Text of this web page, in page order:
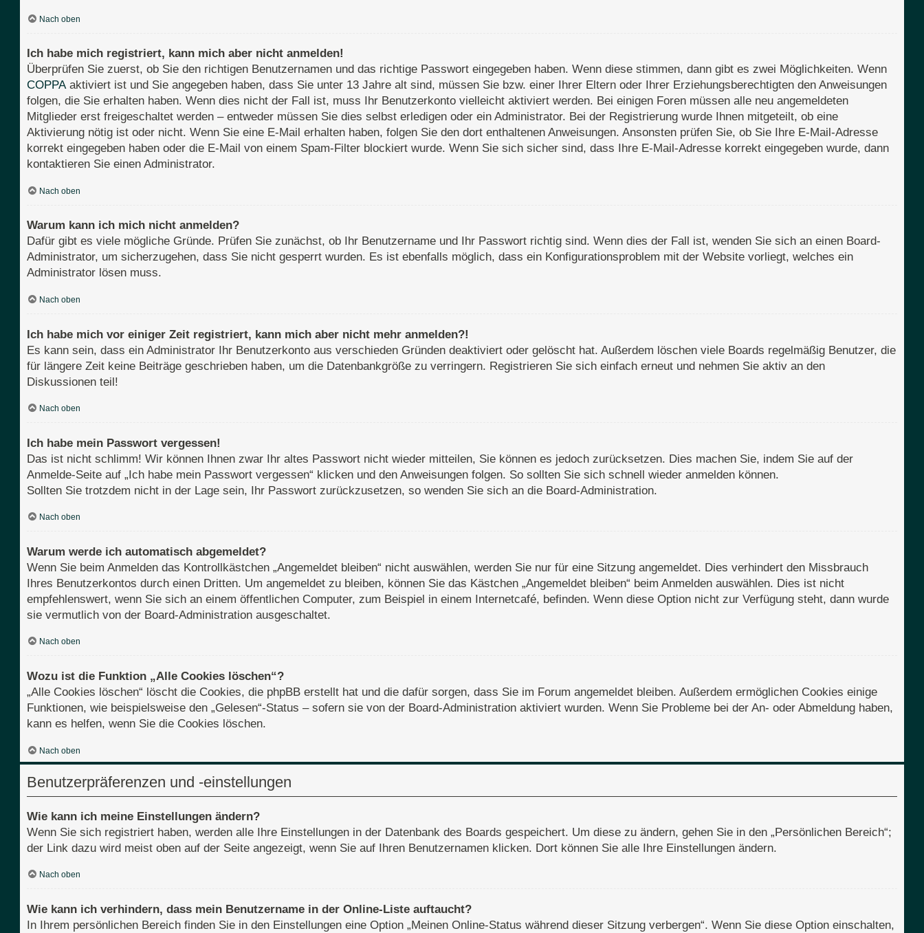
Nach oben
Ich habe mich registriert, kann mich aber nicht anmelden!
Überprüfen Sie zuerst, ob Sie den richtigen Benutzernamen und das richtige Passwort eingegeben haben. Wenn diese stimmen, dann gibt es zwei Möglichkeiten. Wenn
COPPAaktiviert ist und Sie angegeben haben, dass Sie unter 13 Jahre alt sind, müssen Sie bzw. einer Ihrer Eltern oder Ihrer Erziehungsberechtigten den Anweisungen
folgen, die Sie erhalten haben. Wenn dies nicht der Fall ist, muss Ihr Benutzerkonto vielleicht aktiviert werden. Bei einigen Foren müssen alle neu angemeldeten
Mitglieder erst freigeschaltet werden – entweder müssen Sie dies selbst erledigen oder ein Administrator. Bei der Registrierung wurde Ihnen mitgeteilt, ob eine
Aktivierung nötig ist oder nicht. Wenn Sie eine E-Mail erhalten haben, folgen Sie den dort enthaltenen Anweisungen. Ansonsten prüfen Sie, ob Sie Ihre E-Mail-Adresse
korrekt eingegeben haben oder die E-Mail von einem Spam-Filter blockiert wurde. Wenn Sie sich sicher sind, dass Ihre E-Mail-Adresse korrekt eingegeben wurde, dann
kontaktieren Sie einen Administrator.
Nach oben
Warum kann ich mich nicht anmelden?
Dafür gibt es viele mögliche Gründe. Prüfen Sie zunächst, ob Ihr Benutzername und Ihr Passwort richtig sind. Wenn dies der Fall ist, wenden Sie sich an einen Board-
Administrator, um sicherzugehen, dass Sie nicht gesperrt wurden. Es ist ebenfalls möglich, dass ein Konfigurationsproblem mit der Website vorliegt, welches ein
Administrator lösen muss.
Nach oben
Ich habe mich vor einiger Zeit registriert, kann mich aber nicht mehr anmelden?!
Es kann sein, dass ein Administrator Ihr Benutzerkonto aus verschieden Gründen deaktiviert oder gelöscht hat. Außerdem löschen viele Boards regelmäßig Benutzer, die
für längere Zeit keine Beiträge geschrieben haben, um die Datenbankgröße zu verringern. Registrieren Sie sich einfach erneut und nehmen Sie aktiv an den
Diskussionen teil!
Nach oben
Ich habe mein Passwort vergessen!
Das ist nicht schlimm! Wir können Ihnen zwar Ihr altes Passwort nicht wieder mitteilen, Sie können es jedoch zurücksetzen. Dies machen Sie, indem Sie auf der
Anmelde-Seite auf „Ich habe mein Passwort vergessen“ klicken und den Anweisungen folgen. So sollten Sie sich schnell wieder anmelden können.
Sollten Sie trotzdem nicht in der Lage sein, Ihr Passwort zurückzusetzen, so wenden Sie sich an die Board-Administration.
Nach oben
Warum werde ich automatisch abgemeldet?
Wenn Sie beim Anmelden das Kontrollkästchen „Angemeldet bleiben“ nicht auswählen, werden Sie nur für eine Sitzung angemeldet. Dies verhindert den Missbrauch
Ihres Benutzerkontos durch einen Dritten. Um angemeldet zu bleiben, können Sie das Kästchen „Angemeldet bleiben“ beim Anmelden auswählen. Dies ist nicht
empfehlenswert, wenn Sie sich an einem öffentlichen Computer, zum Beispiel in einem Internetcafé, befinden. Wenn diese Option nicht zur Verfügung steht, dann wurde
sie vermutlich von der Board-Administration ausgeschaltet.
Nach oben
Wozu ist die Funktion „Alle Cookies löschen“?
„Alle Cookies löschen“ löscht die Cookies, die phpBB erstellt hat und die dafür sorgen, dass Sie im Forum angemeldet bleiben. Außerdem ermöglichen Cookies einige
Funktionen, wie beispielsweise den „Gelesen“-Status – sofern sie von der Board-Administration aktiviert wurden. Wenn Sie Probleme bei der An- oder Abmeldung haben,
kann es helfen, wenn Sie die Cookies löschen.
Nach oben
Benutzerpräferenzen und -einstellungen
Wie kann ich meine Einstellungen ändern?
Wenn Sie sich registriert haben, werden alle Ihre Einstellungen in der Datenbank des Boards gespeichert. Um diese zu ändern, gehen Sie in den „Persönlichen Bereich“;
der Link dazu wird meist oben auf der Seite angezeigt, wenn Sie auf Ihren Benutzernamen klicken. Dort können Sie alle Ihre Einstellungen ändern.
Nach oben
Wie kann ich verhindern, dass mein Benutzername in der Online-Liste auftaucht?
In Ihrem persönlichen Bereich finden Sie in den Einstellungen eine Option „Meinen Online-Status während dieser Sitzung verbergen“. Wenn Sie diese Option einschalten,